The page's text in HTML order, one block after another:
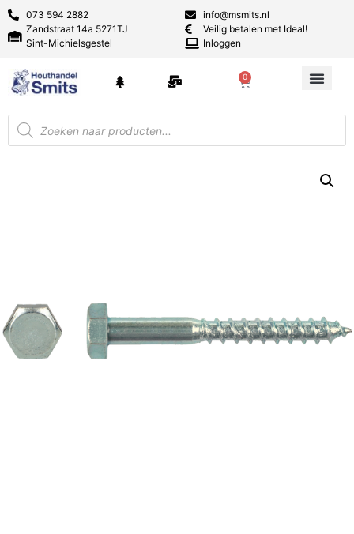
073 594 2882
Zandstraat 14a 5271TJ
Sint-Michielsgestel
info@msmits.nl
Veilig betalen met Ideal!
Inloggen
0